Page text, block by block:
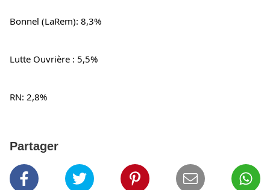
Bonnel (LaRem): 8,3%
Lutte Ouvrière : 5,5%
RN: 2,8%
Partager